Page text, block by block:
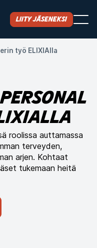
Liity jäseneksi
työ ELIXIAlla
roolissa auttamassa
terveyden,
arjen. Kohtaat
tukemaan heitä